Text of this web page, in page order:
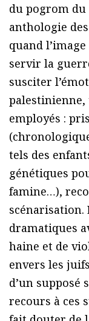
du pogrom du
anthologie
quand
servir la
susciter
palestinienne,
employés :
tels des
génétiques
famine…),
scénarisation.
dramatiques
haine et de
envers les
d’un supposé
recours à ces